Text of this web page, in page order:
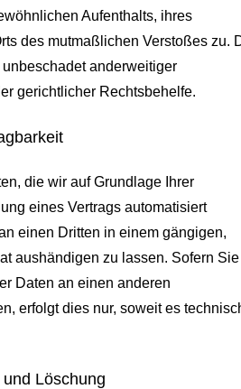
Aufenthalts, ihres
des mutmaßlichen Verstoßes zu.
anderweitiger
gerichtlicher Rechtsbehelfe.
die wir auf Grundlage Ihrer
eines Vertrags automatisiert
einen Dritten in einem gängigen,
aushändigen zu lassen. Sofern Sie
Daten an einen anderen
erfolgt dies nur, soweit es
Löschung